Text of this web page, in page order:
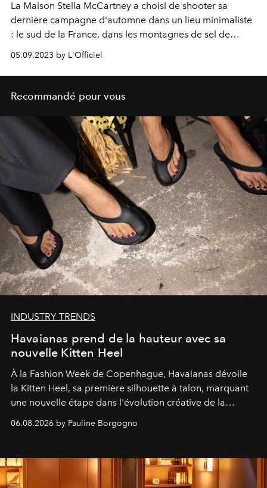
La Maison Stella McCartney a choisi de shooter sa
dernière campagne d'automne dans un lieu minimaliste
: le sud de la France, dans les montagnes de sel de
Camargue.
05.09.2023 by L'Officiel
Recommandé pour vous
INDUSTRY TRENDS
Havaianas prend de la hauteur avec sa
nouvelle Kitten Heel
À la Fashion Week de Copenhague, Havaianas dévoile
la Kitten Heel, sa première silhouette à talon, marquant
une nouvelle étape dans l'évolution créative de la
06.08.2026 by Pauline Borgogno